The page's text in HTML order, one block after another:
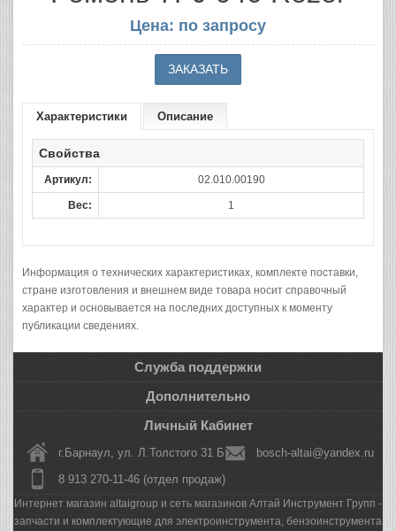
Цена: по запросу
Характеристики Описание
Свойства
Артикул: 02.010.00190
Вес: 1
Информация о технических характеристиках, комплекте поставки,
стране изготовления и внешнем виде товара носит справочный
характер и основывается на последних доступных к моменту
публикации сведениях.
Служба поддержки
Дополнительно
Личный Кабинет
г.Барнаул, ул. Л.Толстого 31 Б
bosch-altai@yandex.ru
8 913 270-11-46 (отдел продаж)
Интернет магазин altaigroup и сеть магазинов Алтай Инструмент Групп -
запчасти и комплектующие для электроинструмента, бензоинструмента